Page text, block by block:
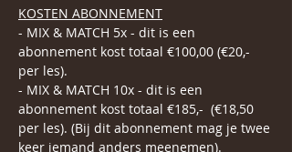
KOSTEN ABONNEMENT
- MIX & MATCH 5x - dit is een
abonnement kost totaal €100,00 (€20,-
per les).
- MIX & MATCH 10x - dit is een
abonnement kost totaal €185,-  (€18,50
per les). (Bij dit abonnement mag je twee
keer iemand anders meenemen).